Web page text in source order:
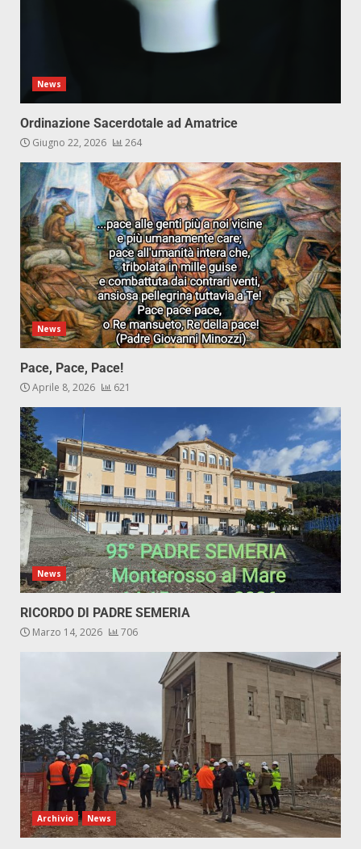
News
Ordinazione Sacerdotale ad Amatrice
Giugno 22, 2026 264
News
Pace, Pace, Pace!
Aprile 8, 2026 621
News
RICORDO DI PADRE SEMERIA
Marzo 14, 2026 706
Archivio News